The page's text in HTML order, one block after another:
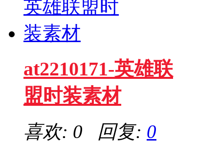
at2210171-英雄联
盟时装素材
喜欢: 0 回复: 0